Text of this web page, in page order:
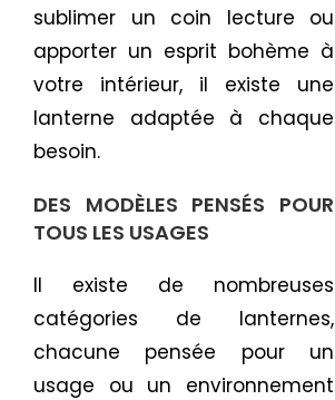
sublimer un coin lecture ou
apporter un esprit bohème à
votre intérieur, il existe une
lanterne adaptée à chaque
besoin.
DES MODÈLES PENSÉS POUR
TOUS LES USAGES
Il existe de nombreuses
catégories de lanternes,
chacune pensée pour un
usage ou un environnement